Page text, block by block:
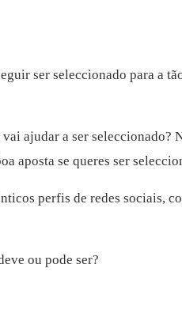
ser seleccionado para a
ajudar a ser seleccionado?
aposta se queres ser
perfis de redes sociais,
ou pode ser?